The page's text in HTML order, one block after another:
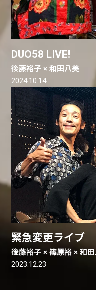
DUO58 LIVE!
後藤裕子 × 和田八美
2024.10.14
緊急変更ライブ
後藤裕子 × 篠原裕 × 和
2023.12.23